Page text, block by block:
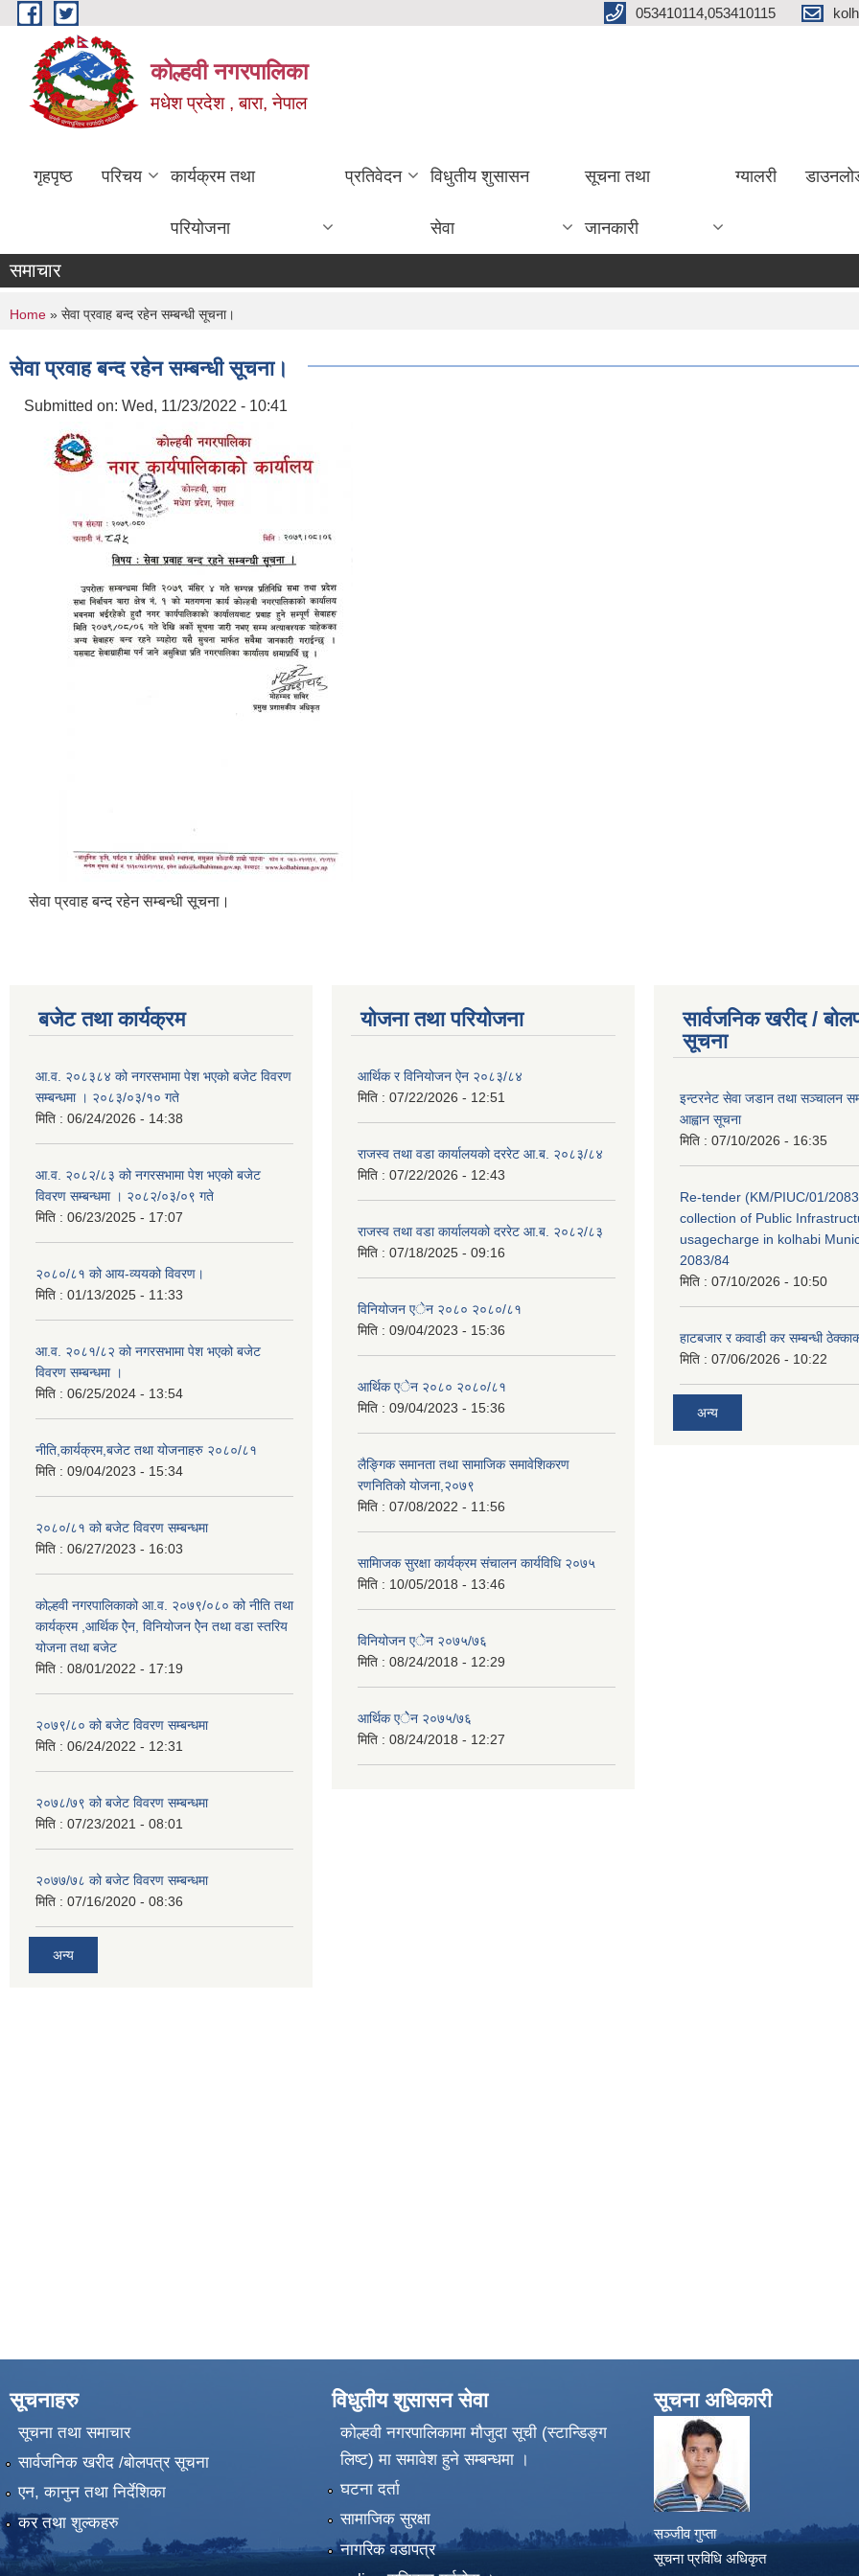
Skip to main content 053410114,053410115
कोल्हवी नगरपालिका
मधेश प्रदेश , बारा, नेपाल
गृहपृष्ठ परिचय कार्यक्रम तथा
परियोजना
प्रतिवेदन विधुतीय शुसासन
सेवा
सूचना तथा
जानकारी
ग्यालरी
समाचार
You are here
Home » सेवा प्रवाह बन्द रहेन सम्बन्धी सूचना।
सेवा प्रवाह बन्द रहेन सम्बन्धी सूचना।
Submitted on: Wed, 11/23/2022 - 10:41
सेवा प्रवाह बन्द रहेन सम्बन्धी सूचना।
बजेट तथा कार्यक्रम
आ.व. २०८३८४ को नगरसभामा पेश भएको बजेट विवरण
सम्बन्धमा । २०८३/०३/१० गते
मिति : 06/24/2026 - 14:38
आ.व. २०८२/८३ को नगरसभामा पेश भएको बजेट
विवरण सम्बन्धमा । २०८२/०३/०९ गते
मिति : 06/23/2025 - 17:07
२०८०/८१ को आय-व्ययको विवरण।
मिति : 01/13/2025 - 11:33
आ.व. २०८१/८२ को नगरसभामा पेश भएको बजेट
विवरण सम्बन्धमा ।
मिति : 06/25/2024 - 13:54
नीति,कार्यक्रम,बजेट तथा योजनाहरु २०८०/८१
मिति : 09/04/2023 - 15:34
२०८०/८१ को बजेट विवरण सम्बन्धमा
मिति : 06/27/2023 - 16:03
कोल्हवी नगरपालिकाको आ.व. २०७९/०८० को नीति तथा
कार्यक्रम ,आर्थिक ऐेन, विनियोजन ऐेन तथा वडा स्तरिय
योजना तथा बजेट
मिति : 08/01/2022 - 17:19
२०७९/८० को बजेट विवरण सम्बन्धमा
मिति : 06/24/2022 - 12:31
२०७८/७९ को बजेट विवरण सम्बन्धमा
मिति : 07/23/2021 - 08:01
२०७७/७८ को बजेट विवरण सम्बन्धमा
मिति : 07/16/2020 - 08:36
अन्य
योजना तथा परियोजना
आर्थिक र विनियोजन ऐन २०८३/८४
मिति : 07/22/2026 - 12:51
राजस्व तथा वडा कार्यालयको दररेट आ.ब. २०८३/८४
मिति : 07/22/2026 - 12:43
राजस्व तथा वडा कार्यालयको दररेट आ.ब. २०८२/८३
मिति : 07/18/2025 - 09:16
विनियोजन एेन २०८० २०८०/८१
मिति : 09/04/2023 - 15:36
आर्थिक एेन २०८० २०८०/८१
मिति : 09/04/2023 - 15:36
लैङ्गिक समानता तथा सामाजिक समावेशिकरण
रणनितिको योजना,२०७९
मिति : 07/08/2022 - 11:56
सामािजक सुरक्षा कार्यक्रम संचालन कार्यविधि २०७५
मिति : 10/05/2018 - 13:46
विनियोजन एेेन २०७५/७६
मिति : 08/24/2018 - 12:29
आर्थिक एेेन २०७५/७६
मिति : 08/24/2018 - 12:27
सार्वजनिक खरीद /
सूचना
इन्टरनेट सेवा जडान तथा सञ्चालन
आह्वान सूचना
मिति : 07/10/2026 - 16:35
Re-tender (KM/PIUC/01/
collection of Public
usagecharge in kolhabi
2083/84
मिति : 07/10/2026 - 10:50
हाटबजार र कवाडी कर सम्बन्धी
मिति : 07/06/2026 - 10:22
अन्य
सूचनाहरु
सूचना तथा समाचार
सार्वजनिक खरीद /बोलपत्र सूचना
एन, कानुन तथा निर्देशिका
कर तथा शुल्कहरु
विधुतीय शुसासन सेवा
कोल्हवी नगरपालिकामा मौजुदा सूची (स्टान्डिङ्ग
लिष्ट) मा समावेश हुने सम्बन्धमा ।
घटना दर्ता
सामाजिक सुरक्षा
नागरिक वडापत्र
सूचना अधिकारी
सञ्जीव गुप्ता
सूचना प्रविधि अधिकृत